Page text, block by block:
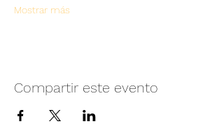
Mostrar más
Compartir este evento